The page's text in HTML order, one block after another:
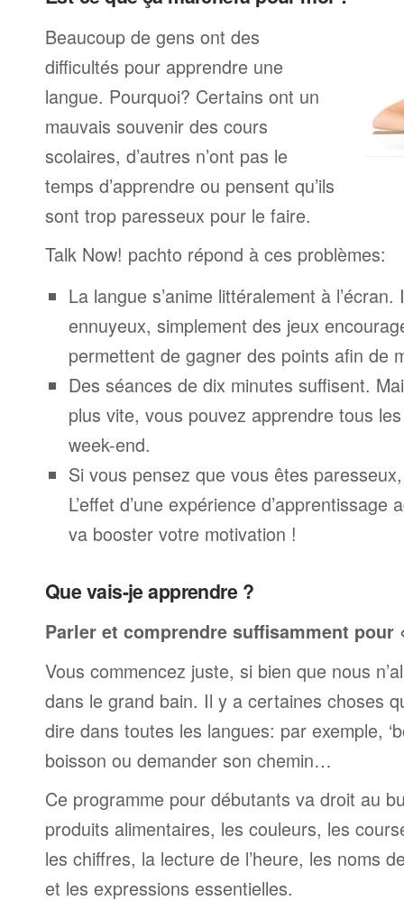
Beaucoup de gens ont des
difficultés pour apprendre une
langue. Pourquoi? Certains ont un
mauvais souvenir des cours
scolaires, d’autres n’ont pas le
temps d’apprendre ou pensent qu’ils
sont trop paresseux pour le faire.
Talk Now! pachto répond à ces problèmes:
La langue s’anime littéralement à l’écran.
ennuyeux, simplement des jeux
permettent de gagner des points afin de
Des séances de dix minutes suffisent.
plus vite, vous pouvez apprendre tous
week-end.
Si vous pensez que vous êtes
L’effet d’une expérience
va booster votre motivation !
Que vais-je apprendre ?
Parler et comprendre suffisamment pour
Vous commencez juste, si bien que nous
dans le grand bain. Il y a certaines choses
dire dans toutes les langues: par exemple,
boisson ou demander son chemin…
Ce programme pour débutants va droit au
produits alimentaires, les couleurs, les
les chiffres, la lecture de l’heure, les noms
et les expressions essentielles.